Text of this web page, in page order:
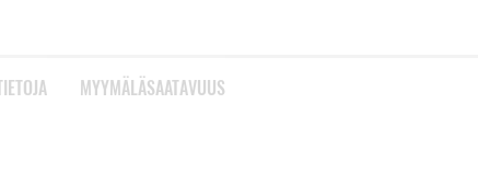
MYYMÄLÄSAATAVUUS